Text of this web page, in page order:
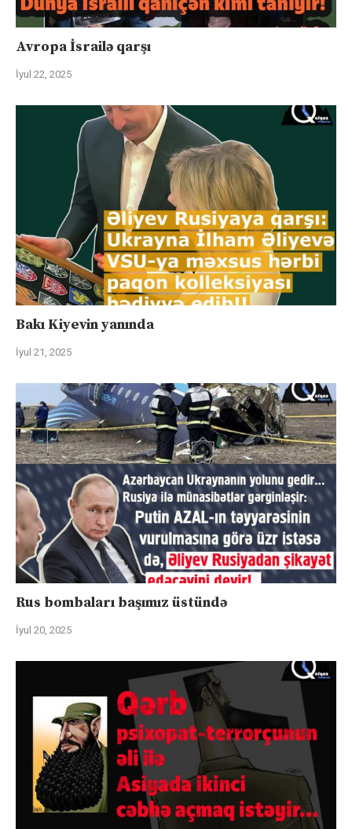
Avropa İsrailə qarşı
İyul 22, 2025
Bakı Kiyevin yanında
İyul 21, 2025
Rus bombaları başımız üstündə
İyul 20, 2025